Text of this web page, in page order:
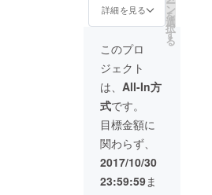
ているス
ポーツGOMI
拾いのコン
セプトであ
る「スポー
ツの力で社
会課題を解
決する」に
賛同し、志
を共有して
います。
ケット
(当イベ
平成30
年2月17
日
（土）
に開催
しま
す。写
真は第
４回大
会の優
勝チー
ム)
詳細を見る ー
ン
を
選
択
す
る
このプロ
ジェクト
は、 All-In方
式です。
目標金額に
関わらず、
2017/10/30
23:59:59ま